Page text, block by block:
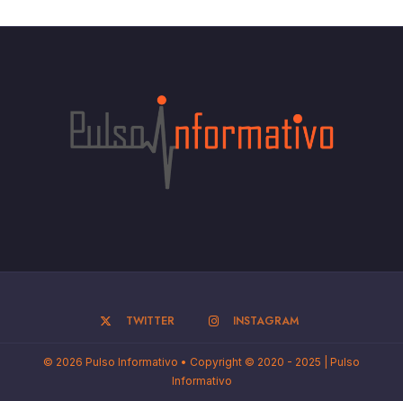
TWITTER INSTAGRAM
© 2026 Pulso Informativo • Copyright © 2020 - 2025 | Pulso
Informativo